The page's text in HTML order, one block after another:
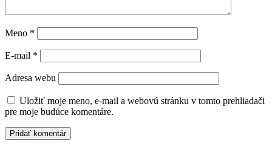
Meno *
E-mail *
Adresa webu
Uložiť moje meno, e-mail a webovú stránku v tomto prehliadači
pre moje budúce komentáre.